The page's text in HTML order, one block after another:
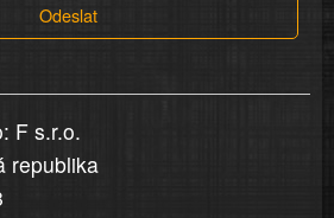
Odeslat
F s.r.o.
republika